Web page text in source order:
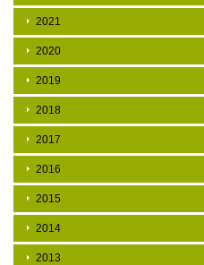
2021
2020
2019
2018
2017
2016
2015
2014
2013